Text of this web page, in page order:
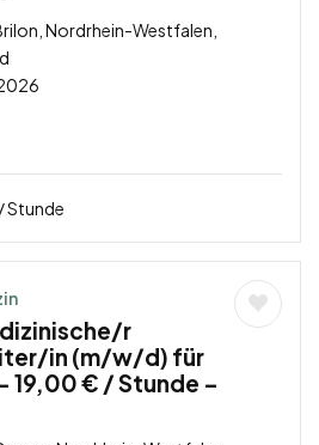
Nordrhein-Westfalen,
/ Stunde
r
in (m/w/d) für
19,00 € / Stunde –